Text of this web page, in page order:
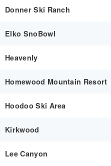
Donner Ski Ranch
Elko SnoBowl
Heavenly
Homewood Mountain Resort
Hoodoo Ski Area
Kirkwood
Lee Canyon